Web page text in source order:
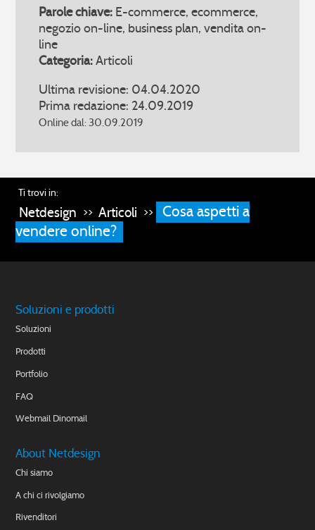
Parole chiave:E-commerce, ecommerce,
negozio on-line, business plan, vendita on-
line
Categoria:Articoli
Ultima revisione: 04.04.2020
Prima redazione: 24.09.2019
Online dal: 30.09.2019
Ti trovi in:
Netdesign >> Articoli >>
Cosa aspetti a
vendere online?
Soluzioni e prodotti
Soluzioni
Prodotti
Portfolio
FAQ
Webmail Dinomail
About Netdesign
Chi siamo
A chi ci rivolgiamo
Rivenditori